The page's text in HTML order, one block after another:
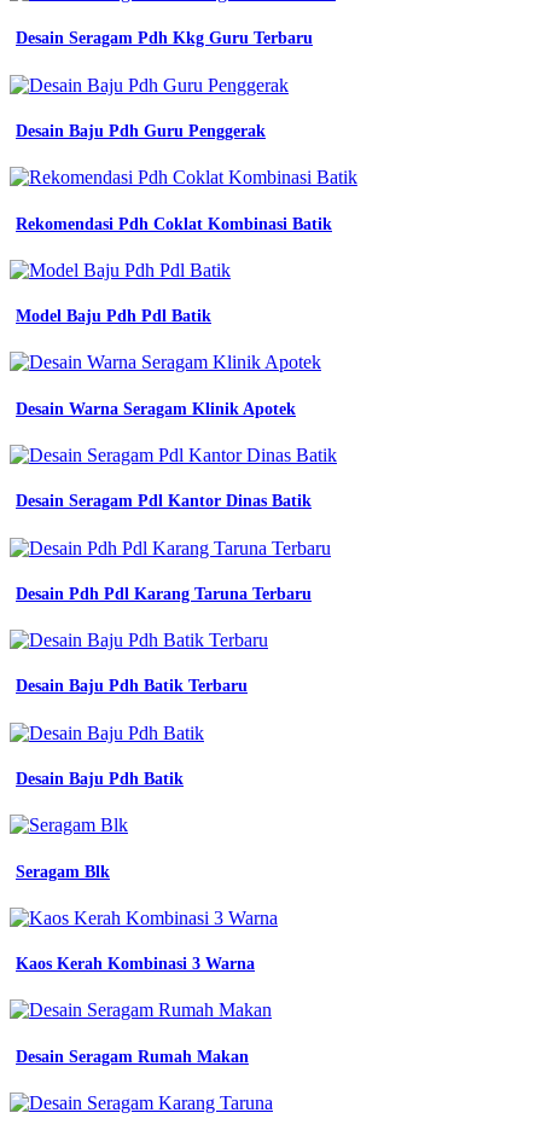
Desain Seragam Pdh Kkg Guru Terbaru
Desain Baju Pdh Guru Penggerak
Rekomendasi Pdh Coklat Kombinasi Batik
Model Baju Pdh Pdl Batik
Desain Warna Seragam Klinik Apotek
Desain Seragam Pdl Kantor Dinas Batik
Desain Pdh Pdl Karang Taruna Terbaru
Desain Baju Pdh Batik Terbaru
Desain Baju Pdh Batik
Seragam Blk
Kaos Kerah Kombinasi 3 Warna
Desain Seragam Rumah Makan